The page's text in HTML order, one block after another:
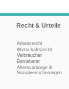
Recht & Urteile
Arbeitsrecht
Wirtschaftsrecht
Verbraucher
Betriebsrat
Altersvorsorge &
Sozialversicherungen